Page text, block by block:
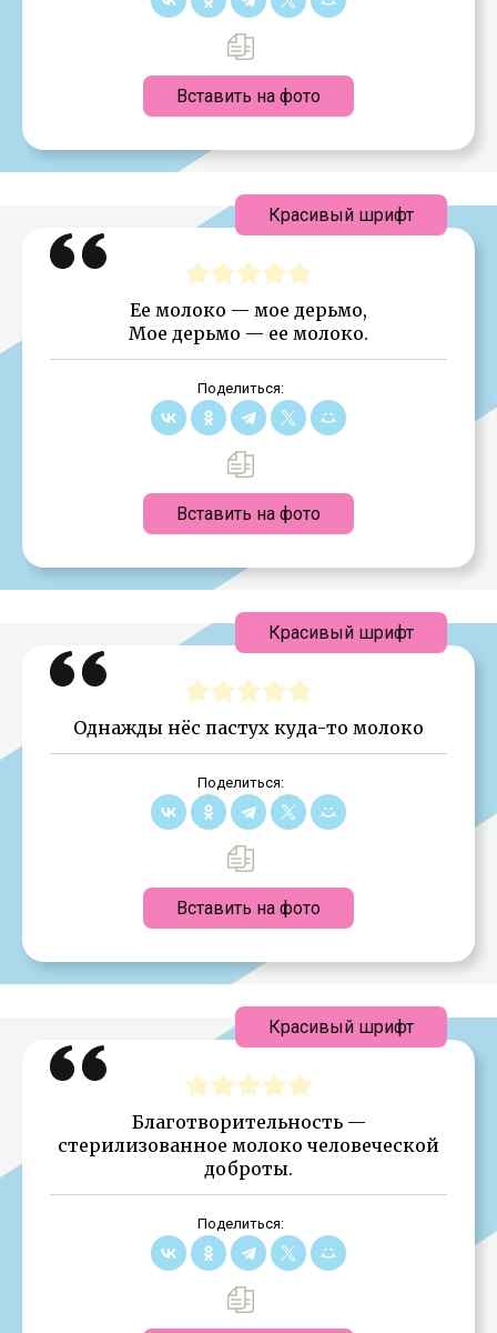
Вставить на фото
Ее молоко — мое дерьмо,
Мое дерьмо — ее молоко.
Поделиться:
Вставить на фото
Красивый шрифт
Однажды нёс пастух куда-то молоко
Поделиться:
Вставить на фото
Красивый шрифт
Благотворительность —
стерилизованное молоко человеческой
доброты.
Поделиться:
Красивый шрифт